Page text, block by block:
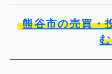
熊谷市の売買・
む